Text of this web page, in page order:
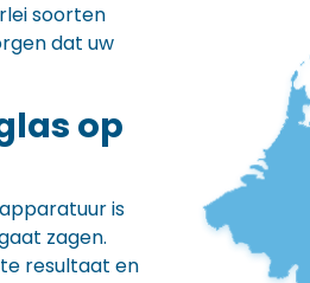
soorten
dat uw
op
is
zagen.
resultaat en